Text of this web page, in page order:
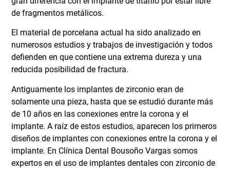
de fragmentos metálicos.
El material de porcelana actual ha sido analizado en
numerosos estudios y trabajos de investigación y todos
defienden en que contiene una extrema dureza y una
reducida posibilidad de fractura.
Antiguamente los implantes de zirconio eran de
solamente una pieza, hasta que se estudió durante más
de 10 años en las conexiones entre la corona y el
implante. A raíz de estos estudios, aparecen los primeros
diseños de implantes con conexiones entre la corona y el
implante. En Clínica Dental Bousoño Vargas somos
expertos en el uso de implantes dentales con zirconio de